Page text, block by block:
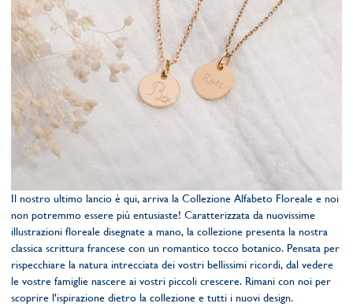
Il nostro ultimo lancio è qui, arriva la Collezione Alfabeto Floreale e noi
non potremmo essere più entusiaste! Caratterizzata da nuovissime
illustrazioni floreale disegnate a mano, la collezione presenta la nostra
classica scrittura francese con un romantico tocco botanico. Pensata per
rispecchiare la natura intrecciata dei vostri bellissimi ricordi, dal vedere
le vostre famiglie nascere ai vostri piccoli crescere. Rimani con noi per
scoprire l'ispirazione dietro la collezione e tutti i nuovi design.